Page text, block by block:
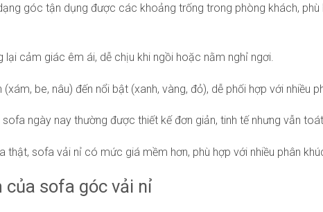
góc tận dụng được các khoảng trống trong phòng khách,
lại cảm giác êm ái, dễ chịu khi ngồi hoặc nằm nghỉ ngơi.
(xám, be, nâu) đến nổi bật (xanh, vàng, đỏ), dễ phối hợp với nhiều
ngày nay thường được thiết kế đơn giản, tinh tế nhưng vẫn
thật, sofa vải nỉ có mức giá mềm hơn, phù hợp với nhiều phân
sofa góc vải nỉ